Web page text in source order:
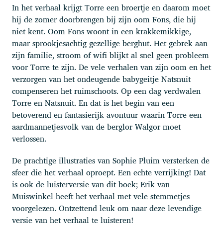
In het verhaal krijgt Torre een broertje en daarom moet
hij de zomer doorbrengen bij zijn oom Fons, die hij
niet kent. Oom Fons woont in een krakkemikkige,
maar sprookjesachtig gezellige berghut. Het gebrek aan
zijn familie, stroom of wifi blijkt al snel geen probleem
voor Torre te zijn. De vele verhalen van zijn oom en het
verzorgen van het ondeugende babygeitje Natsnuit
compenseren het ruimschoots. Op een dag verdwalen
Torre en Natsnuit. En dat is het begin van een
betoverend en fantasierijk avontuur waarin Torre een
aardmannetjesvolk van de berglor Walgor moet
verlossen.
De prachtige illustraties van Sophie Pluim versterken de
sfeer die het verhaal oproept. Een echte verrijking! Dat
is ook de luisterversie van dit boek; Erik van
Muiswinkel heeft het verhaal met vele stemmetjes
voorgelezen. Ontzettend leuk om naar deze levendige
versie van het verhaal te luisteren!